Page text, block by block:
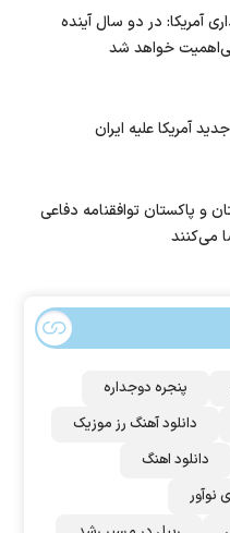
آمریکا: در دو سال آینده
خواهد شد
آمریکا علیه ایران
و پاکستان توافقنامه دفاعی
می‌کنند
پنجره دوجداره
دانلود آهنگ رز‌ موزیک
دانلود اهنگ
نوآور